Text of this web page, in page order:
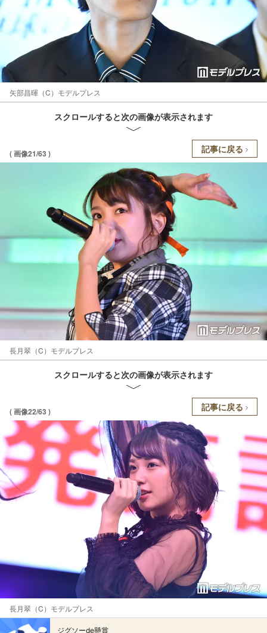
矢部昌暉（C）モデルプレス
スクロールすると次の画像が表示されます
( 画像21/63 ) 記事に戻る
長月翠（C）モデルプレス
スクロールすると次の画像が表示されます
( 画像22/63 ) 記事に戻る
長月翠（C）モデルプレス
ジグソーde懸賞